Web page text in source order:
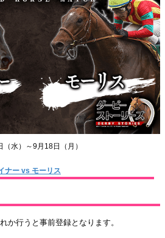
水）～9月18日（月）
ナー vs モーリス
か行うと事前登録となります。